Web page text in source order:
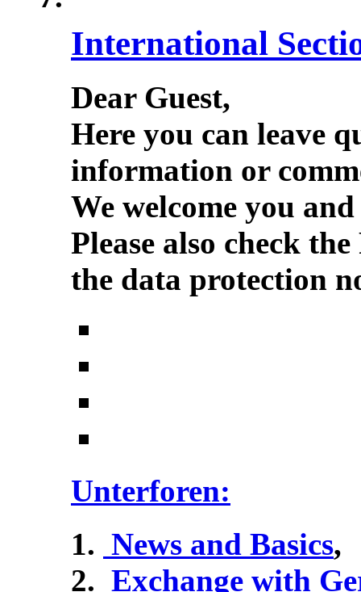
International
Dear Guest,
Here you can leave
information or
We welcome you
Please also check
the data protection
Unterforen:
News and Basics,
Exchange with